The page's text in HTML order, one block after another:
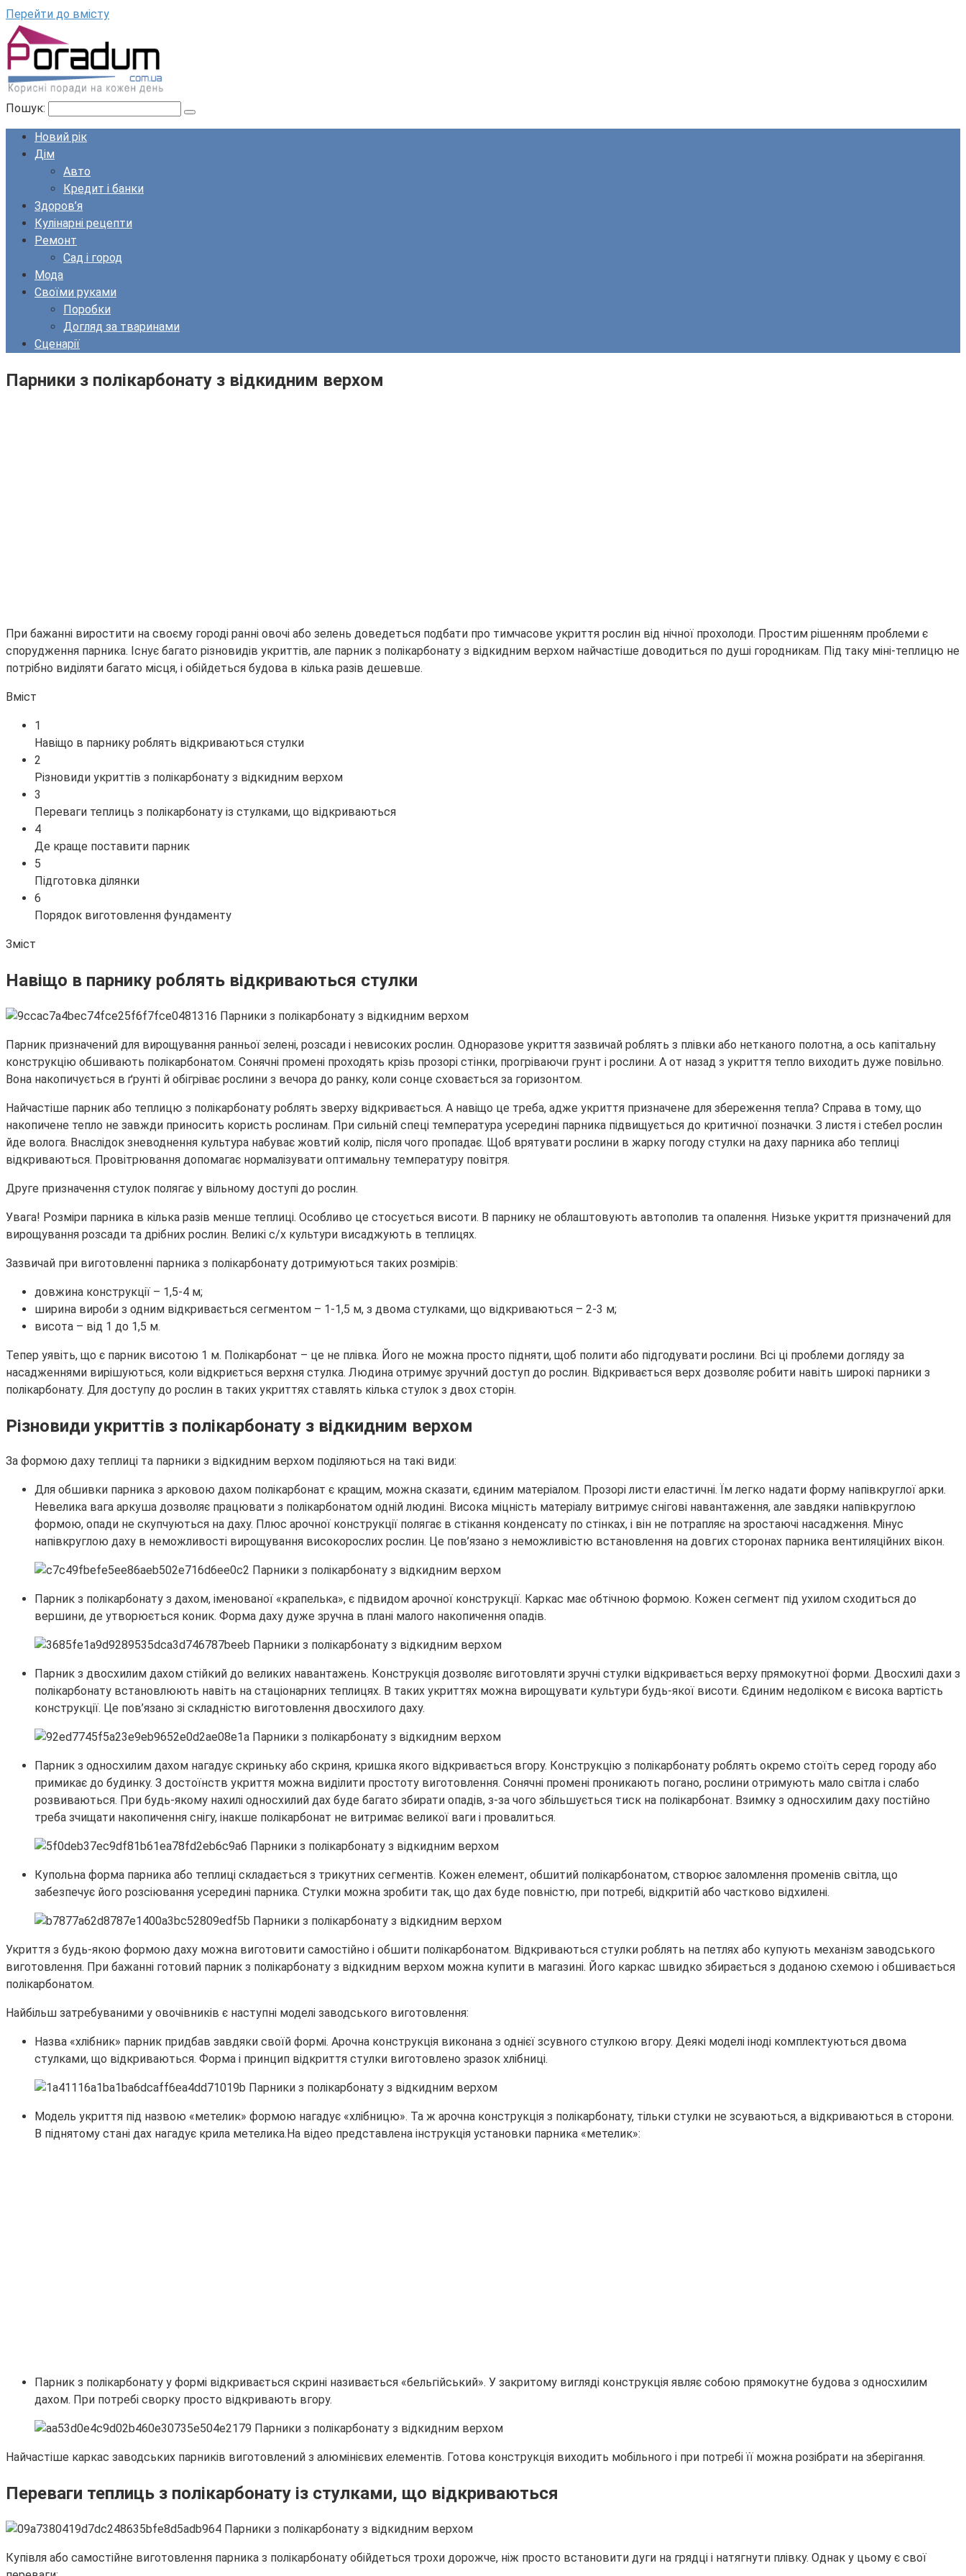
Перейти до вмісту
Пошук:
Новий рік
Дім
Авто
Кредит і банки
Здоров’я
Кулінарні рецепти
Ремонт
Сад і город
Мода
Своїми руками
Поробки
Догляд за тваринами
Сценарії
Парники з полікарбонату з відкидним верхом
При бажанні виростити на своєму городі ранні овочі або зелень доведеться подбати про тимчасове укриття рослин від нічної прохолоди. Простим рішенням проблеми є
спорудження парника. Існує багато різновидів укриттів, але парник з полікарбонату з відкидним верхом найчастіше доводиться по душі городникам. Під таку міні-теплицю не
потрібно виділяти багато місця, і обійдеться будова в кілька разів дешевше.
Вміст
1
Навіщо в парнику роблять відкриваються стулки
2
Різновиди укриттів з полікарбонату з відкидним верхом
3
Переваги теплиць з полікарбонату із стулками, що відкриваються
4
Де краще поставити парник
5
Підготовка ділянки
6
Порядок виготовлення фундаменту
Зміст
Навіщо в парнику роблять відкриваються стулки
Парник призначений для вирощування ранньої зелені, розсади і невисоких рослин. Одноразове укриття зазвичай роблять з плівки або нетканого полотна, а ось капітальну
конструкцію обшивають полікарбонатом. Сонячні промені проходять крізь прозорі стінки, прогріваючи грунт і рослини. А от назад з укриття тепло виходить дуже повільно.
Вона накопичується в ґрунті й обігріває рослини з вечора до ранку, коли сонце сховається за горизонтом.
Найчастіше парник або теплицю з полікарбонату роблять зверху відкривається. А навіщо це треба, адже укриття призначене для збереження тепла? Справа в тому, що
накопичене тепло не завжди приносить користь рослинам. При сильній спеці температура усередині парника підвищується до критичної позначки. З листя і стебел рослин
йде волога. Внаслідок зневоднення культура набуває жовтий колір, після чого пропадає. Щоб врятувати рослини в жарку погоду стулки на даху парника або теплиці
відкриваються. Провітрювання допомагає нормалізувати оптимальну температуру повітря.
Друге призначення стулок полягає у вільному доступі до рослин.
Увага! Розміри парника в кілька разів менше теплиці. Особливо це стосується висоти. В парнику не облаштовують автополив та опалення. Низьке укриття призначений для
вирощування розсади та дрібних рослин. Великі с/х культури висаджують в теплицях.
Зазвичай при виготовленні парника з полікарбонату дотримуються таких розмірів:
довжина конструкції – 1,5-4 м;
ширина вироби з одним відкривається сегментом – 1-1,5 м, з двома стулками, що відкриваються – 2-3 м;
висота – від 1 до 1,5 м.
Тепер уявіть, що є парник висотою 1 м. Полікарбонат – це не плівка. Його не можна просто підняти, щоб полити або підгодувати рослини. Всі ці проблеми догляду за
насадженнями вирішуються, коли відкриється верхня стулка. Людина отримує зручний доступ до рослин. Відкривається верх дозволяє робити навіть широкі парники з
полікарбонату. Для доступу до рослин в таких укриттях ставлять кілька стулок з двох сторін.
Різновиди укриттів з полікарбонату з відкидним верхом
За формою даху теплиці та парники з відкидним верхом поділяються на такі види:
Для обшивки парника з арковою дахом полікарбонат є кращим, можна сказати, єдиним матеріалом. Прозорі листи еластичні. Їм легко надати форму напівкруглої арки.
Невелика вага аркуша дозволяє працювати з полікарбонатом одній людині. Висока міцність матеріалу витримує снігові навантаження, але завдяки напівкруглою
формою, опади не скупчуються на даху. Плюс арочної конструкції полягає в стікання конденсату по стінках, і він не потрапляє на зростаючі насадження. Мінус
напівкруглою даху в неможливості вирощування високорослих рослин. Це пов’язано з неможливістю встановлення на довгих сторонах парника вентиляційних вікон.
Парник з полікарбонату з дахом, іменованої «крапелька», є підвидом арочної конструкції. Каркас має обтічною формою. Кожен сегмент під ухилом сходиться до
вершини, де утворюється коник. Форма даху дуже зручна в плані малого накопичення опадів.
Парник з двосхилим дахом стійкий до великих навантажень. Конструкція дозволяє виготовляти зручні стулки відкривається верху прямокутної форми. Двосхилі дахи з
полікарбонату встановлюють навіть на стаціонарних теплицях. В таких укриттях можна вирощувати культури будь-якої висоти. Єдиним недоліком є висока вартість
конструкції. Це пов’язано зі складністю виготовлення двосхилого даху.
Парник з односхилим дахом нагадує скриньку або скриня, кришка якого відкривається вгору. Конструкцію з полікарбонату роблять окремо стоїть серед городу або
примикає до будинку. З достоїнств укриття можна виділити простоту виготовлення. Сонячні промені проникають погано, рослини отримують мало світла і слабо
розвиваються. При будь-якому нахилі односхилий дах буде багато збирати опадів, з-за чого збільшується тиск на полікарбонат. Взимку з односхилим даху постійно
треба зчищати накопичення снігу, інакше полікарбонат не витримає великої ваги і провалиться.
Купольна форма парника або теплиці складається з трикутних сегментів. Кожен елемент, обшитий полікарбонатом, створює заломлення променів світла, що
забезпечує його розсіювання усередині парника. Стулки можна зробити так, що дах буде повністю, при потребі, відкритій або частково відхилені.
Укриття з будь-якою формою даху можна виготовити самостійно і обшити полікарбонатом. Відкриваються стулки роблять на петлях або купують механізм заводського
виготовлення. При бажанні готовий парник з полікарбонату з відкидним верхом можна купити в магазині. Його каркас швидко збирається з доданою схемою і обшивається
полікарбонатом.
Найбільш затребуваними у овочівників є наступні моделі заводського виготовлення:
Назва «хлібник» парник придбав завдяки своїй формі. Арочна конструкція виконана з однієї зсувного стулкою вгору. Деякі моделі іноді комплектуються двома
стулками, що відкриваються. Форма і принцип відкриття стулки виготовлено зразок хлібниці.
Модель укриття під назвою «метелик» формою нагадує «хлібницю». Та ж арочна конструкція з полікарбонату, тільки стулки не зсуваються, а відкриваються в сторони.
В піднятому стані дах нагадує крила метелика.На відео представлена інструкція установки парника «метелик»:
Парник з полікарбонату у формі відкривається скрині називається «бельгійський». У закритому вигляді конструкція являє собою прямокутне будова з односхилим
дахом. При потребі сворку просто відкривають вгору.
Найчастіше каркас заводських парників виготовлений з алюмінієвих елементів. Готова конструкція виходить мобільного і при потребі її можна розібрати на зберігання.
Переваги теплиць з полікарбонату із стулками, що відкриваються
Купівля або самостійне виготовлення парника з полікарбонату обійдеться трохи дорожче, ніж просто встановити дуги на грядці і натягнути плівку. Однак у цьому є свої